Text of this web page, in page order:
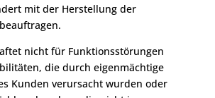
mit der Herstellung der
nicht für Funktionsstörungen
die durch eigenmächtige
Kunden verursacht wurden oder